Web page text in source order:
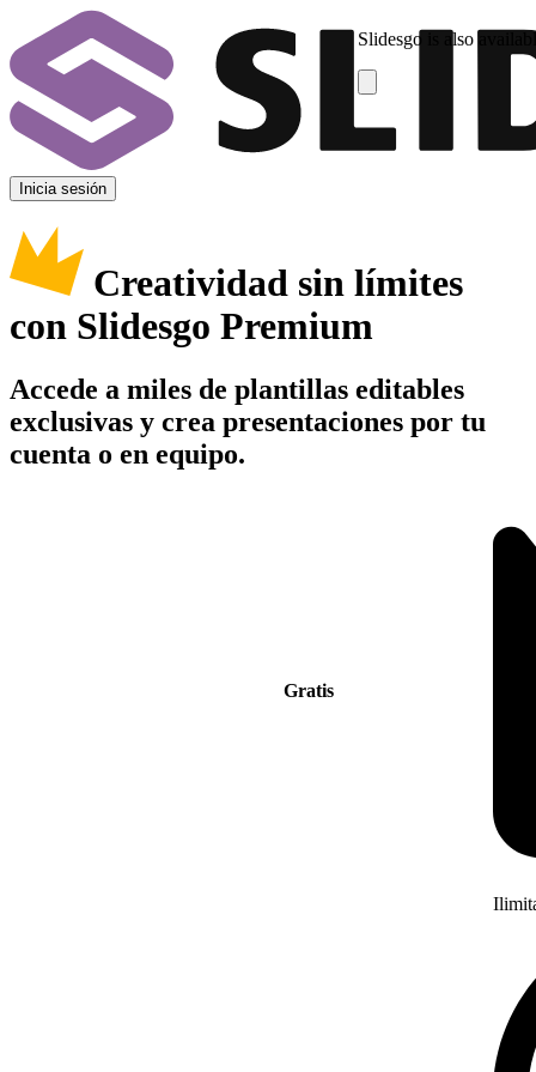
Slidesgo is also
Inicia sesión
Creatividad sin límites
con Slidesgo Premium
Accede a miles de plantillas editables
exclusivas y crea presentaciones por tu
cuenta o en equipo.
Gratis